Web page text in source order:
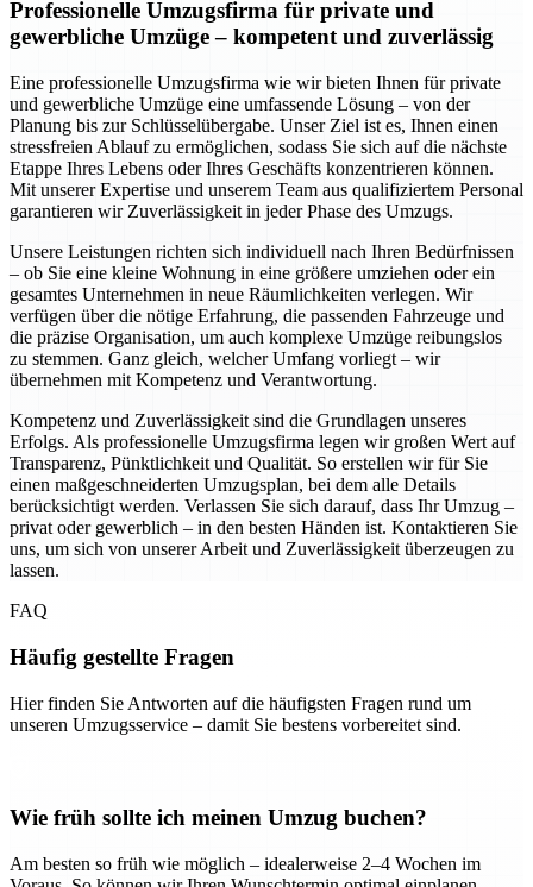
Professionelle Umzugsfirma für private und
gewerbliche Umzüge – kompetent und zuverlässig
Eine professionelle Umzugsfirma wie wir bieten Ihnen für private
und gewerbliche Umzüge eine umfassende Lösung – von der
Planung bis zur Schlüsselübergabe. Unser Ziel ist es, Ihnen einen
stressfreien Ablauf zu ermöglichen, sodass Sie sich auf die nächste
Etappe Ihres Lebens oder Ihres Geschäfts konzentrieren können.
Mit unserer Expertise und unserem Team aus qualifiziertem Personal
garantieren wir Zuverlässigkeit in jeder Phase des Umzugs.
Unsere Leistungen richten sich individuell nach Ihren Bedürfnissen
– ob Sie eine kleine Wohnung in eine größere umziehen oder ein
gesamtes Unternehmen in neue Räumlichkeiten verlegen. Wir
verfügen über die nötige Erfahrung, die passenden Fahrzeuge und
die präzise Organisation, um auch komplexe Umzüge reibungslos
zu stemmen. Ganz gleich, welcher Umfang vorliegt – wir
übernehmen mit Kompetenz und Verantwortung.
Kompetenz und Zuverlässigkeit sind die Grundlagen unseres
Erfolgs. Als professionelle Umzugsfirma legen wir großen Wert auf
Transparenz, Pünktlichkeit und Qualität. So erstellen wir für Sie
einen maßgeschneiderten Umzugsplan, bei dem alle Details
berücksichtigt werden. Verlassen Sie sich darauf, dass Ihr Umzug –
privat oder gewerblich – in den besten Händen ist. Kontaktieren Sie
uns, um sich von unserer Arbeit und Zuverlässigkeit überzeugen zu
lassen.
FAQ
Häufig gestellte Fragen
Hier finden Sie Antworten auf die häufigsten Fragen rund um
unseren Umzugsservice – damit Sie bestens vorbereitet sind.
Wie früh sollte ich meinen Umzug buchen?
Am besten so früh wie möglich – idealerweise 2–4 Wochen im